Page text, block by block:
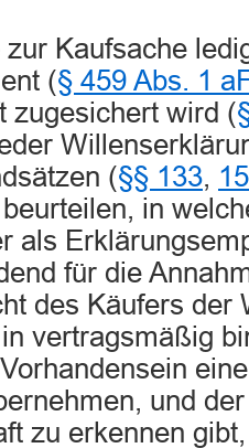
Kaufsache
(§ 459 Abs. 1
zugesichert wird (
(§§ 133,
in
als
für die
des Käufers der
vertragsmäßig
und
zu erkennen